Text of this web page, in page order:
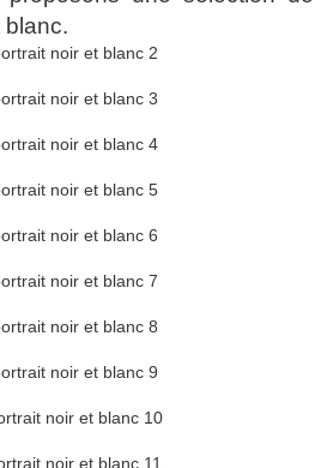
blanc.